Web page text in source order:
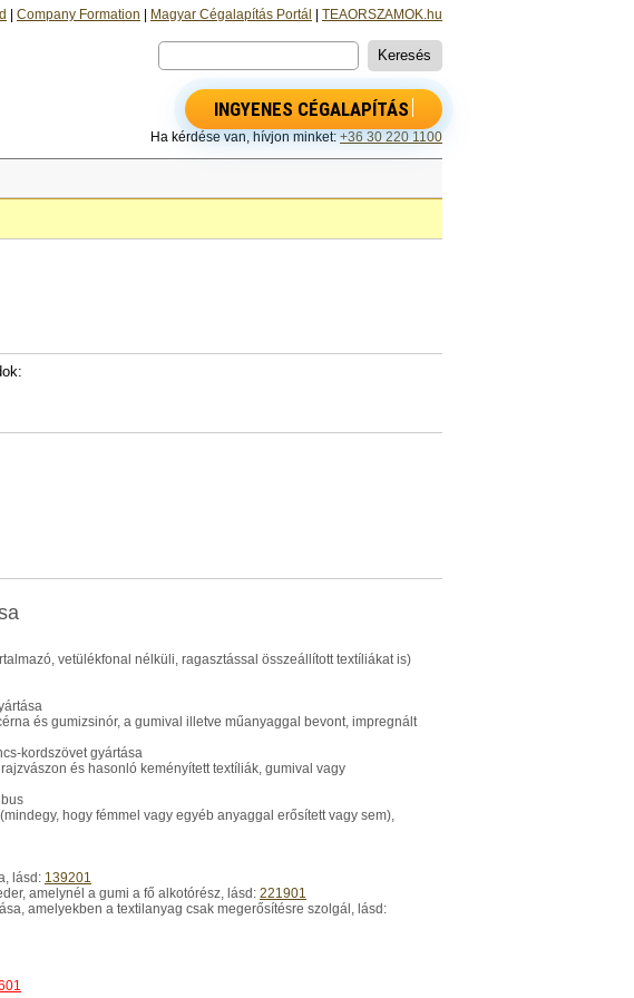
Company Formation Magyar Cégalapítás Portál TEAORSZAMOK.hu
INGYENES CÉGALAPÍTÁS
Ha kérdése van, hívjon minket: +36 30 220 1100
vetülékfonal nélküli, ragasztással összeállított textíliákat is)
és gumizsinór, a gumival illetve műanyaggal bevont, impregnált
kordszövet gyártása
és hasonló keményített textíliák, gumival vagy
hogy fémmel vagy egyéb anyaggal erősített vagy sem),
lásd: 139201
amelynél a gumi a fő alkotórész, lásd: 221901
amelyekben a textilanyag csak megerősítésre szolgál, lásd: